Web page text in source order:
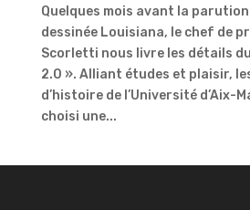
Quelques mois avant la
dessinée Louisiana, le chef de
Scorletti nous livre les détails
2.0 ». Alliant études et plaisir,
d’histoire de l’Université d’Aix-
choisi une...